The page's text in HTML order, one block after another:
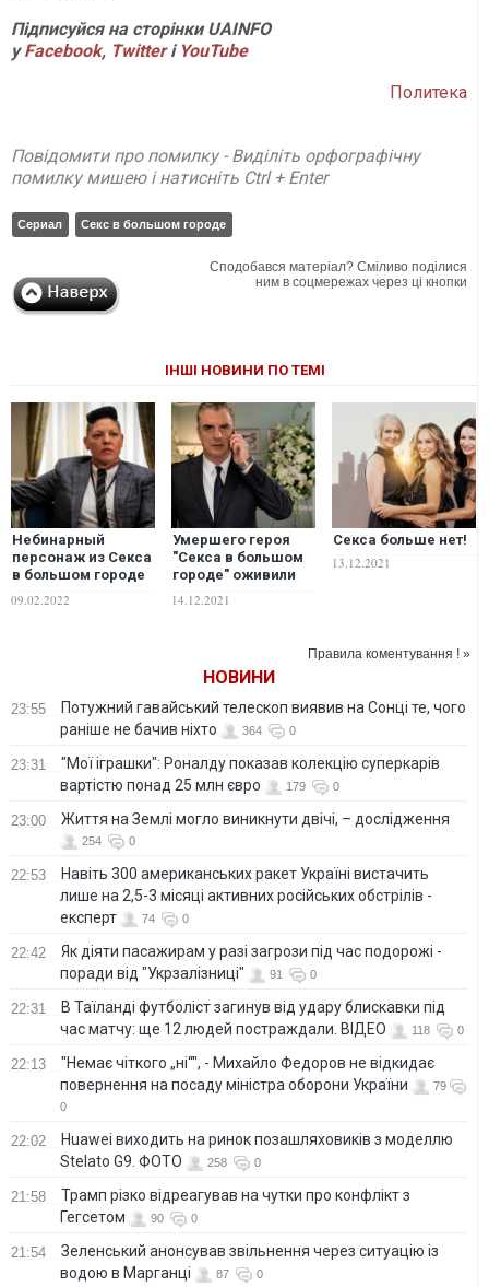
Підписуйся на сторінки UAINFO
уFacebook, Twitterі YouTube
Политека
Повідомити про помилку - Виділіть орфографічну
помилку мишею і натисніть Ctrl + Enter
Сериал Секс в большом городе
Сподобався матеріал? Сміливо поділися
ним в соцмережах через ці кнопки
ІНШІ НОВИНИ ПО ТЕМІ
Небинарный
персонаж из Секса
в большом городе
09.02.2022
Умершего героя
"Секса в большом
городе" оживили
произошло?
14.12.2021
Секса больше нет!
13.12.2021
Правила коментування ! »
НОВИНИ
23:55
Потужний гавайський телескоп виявив на Сонці те, чого
раніше не бачив ніхто
364 0
23:31
"Мої іграшки": Роналду показав колекцію суперкарів
вартістю понад 25 млн євро
179 0
23:00 Життя на Землі могло виникнути двічі, – дослідження
254 0
22:53
Навіть 300 американських ракет Україні вистачить
лише на 2,5-3 місяці активних російських обстрілів -
експерт
74 0
22:42
Як діяти пасажирам у разі загрози під час подорожі -
поради від "Укрзалізниці"
91 0
22:31
В Таїланді футболіст загинув від удару блискавки під
час матчу: ще 12 людей постраждали. ВІДЕО
118 0
22:13
"Немає чіткого „ні“", - Михайло Федоров не відкидає
повернення на посаду міністра оборони України
79
0
22:02
Huawei виходить на ринок позашляховиків з моделлю
Stelato G9. ФОТО
258 0
21:58
Трамп різко відреагував на чутки про конфлікт з
Гегсетом
90 0
21:54
Зеленський анонсував звільнення через ситуацію із
водою в Марганці
87 0